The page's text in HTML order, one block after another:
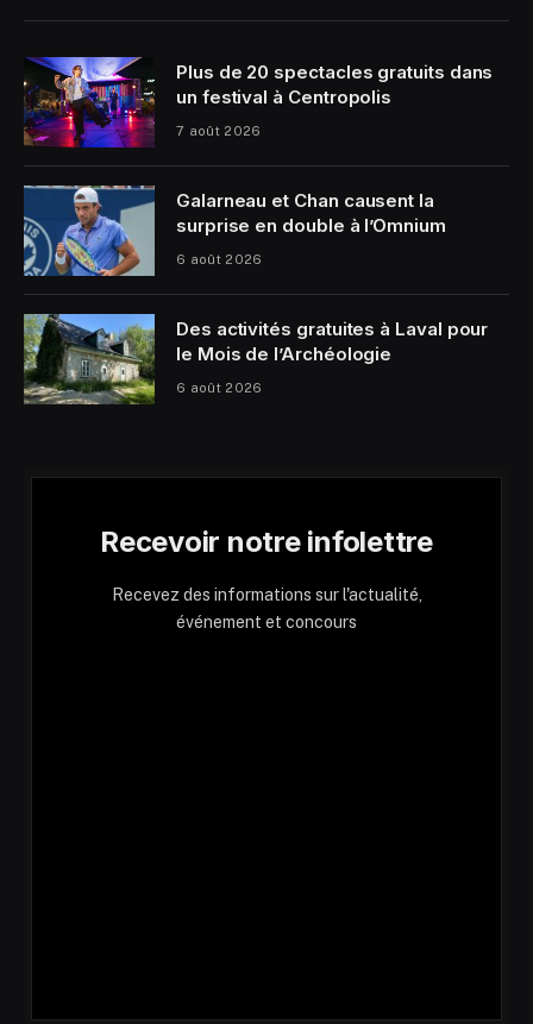
Plus de 20 spectacles gratuits dans
un festival à Centropolis
7 août 2026
Galarneau et Chan causent la
surprise en double à l’Omnium
6 août 2026
Des activités gratuites à Laval pour
le Mois de l’Archéologie
6 août 2026
Recevoir notre infolettre
Recevez des informations sur l'actualité,
événement et concours